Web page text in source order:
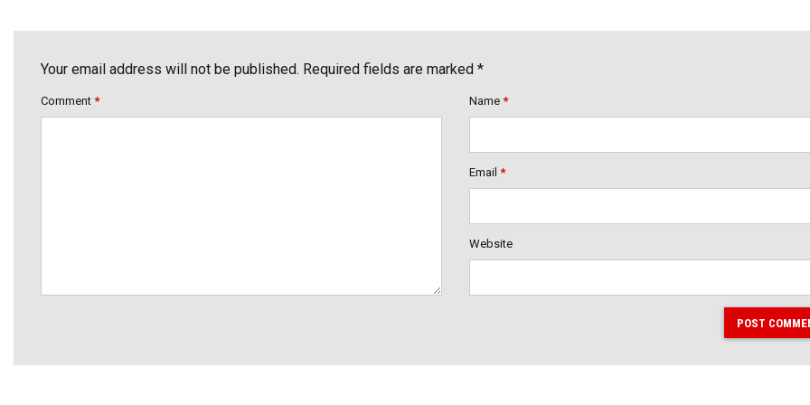
Your email address will not be published. Required fields are marked *
Comment * Name *
Email *
Website
POST